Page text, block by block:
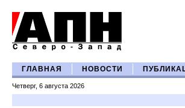
ГЛАВНАЯ НОВОСТИ
Четверг, 6 августа 2026